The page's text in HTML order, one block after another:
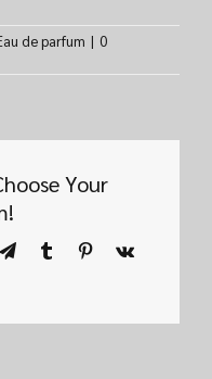
de parfum | 0
Your
TelegramTumblrPinterest
Vk